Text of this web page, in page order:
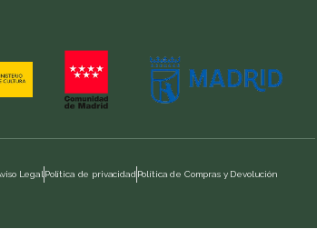
Legal Política de privacidad Política de Compras y Devolución